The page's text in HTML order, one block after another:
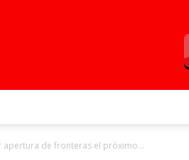
apertura de fronteras el próximo...